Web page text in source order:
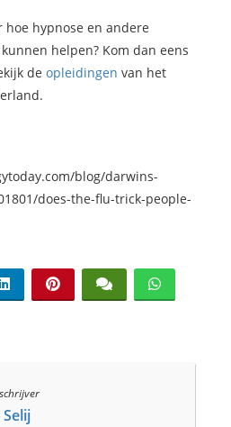
hypnose en andere
helpen? Kom dan eens
de opleidingen van het
blog/darwins-
does-the-flu-trick-people-